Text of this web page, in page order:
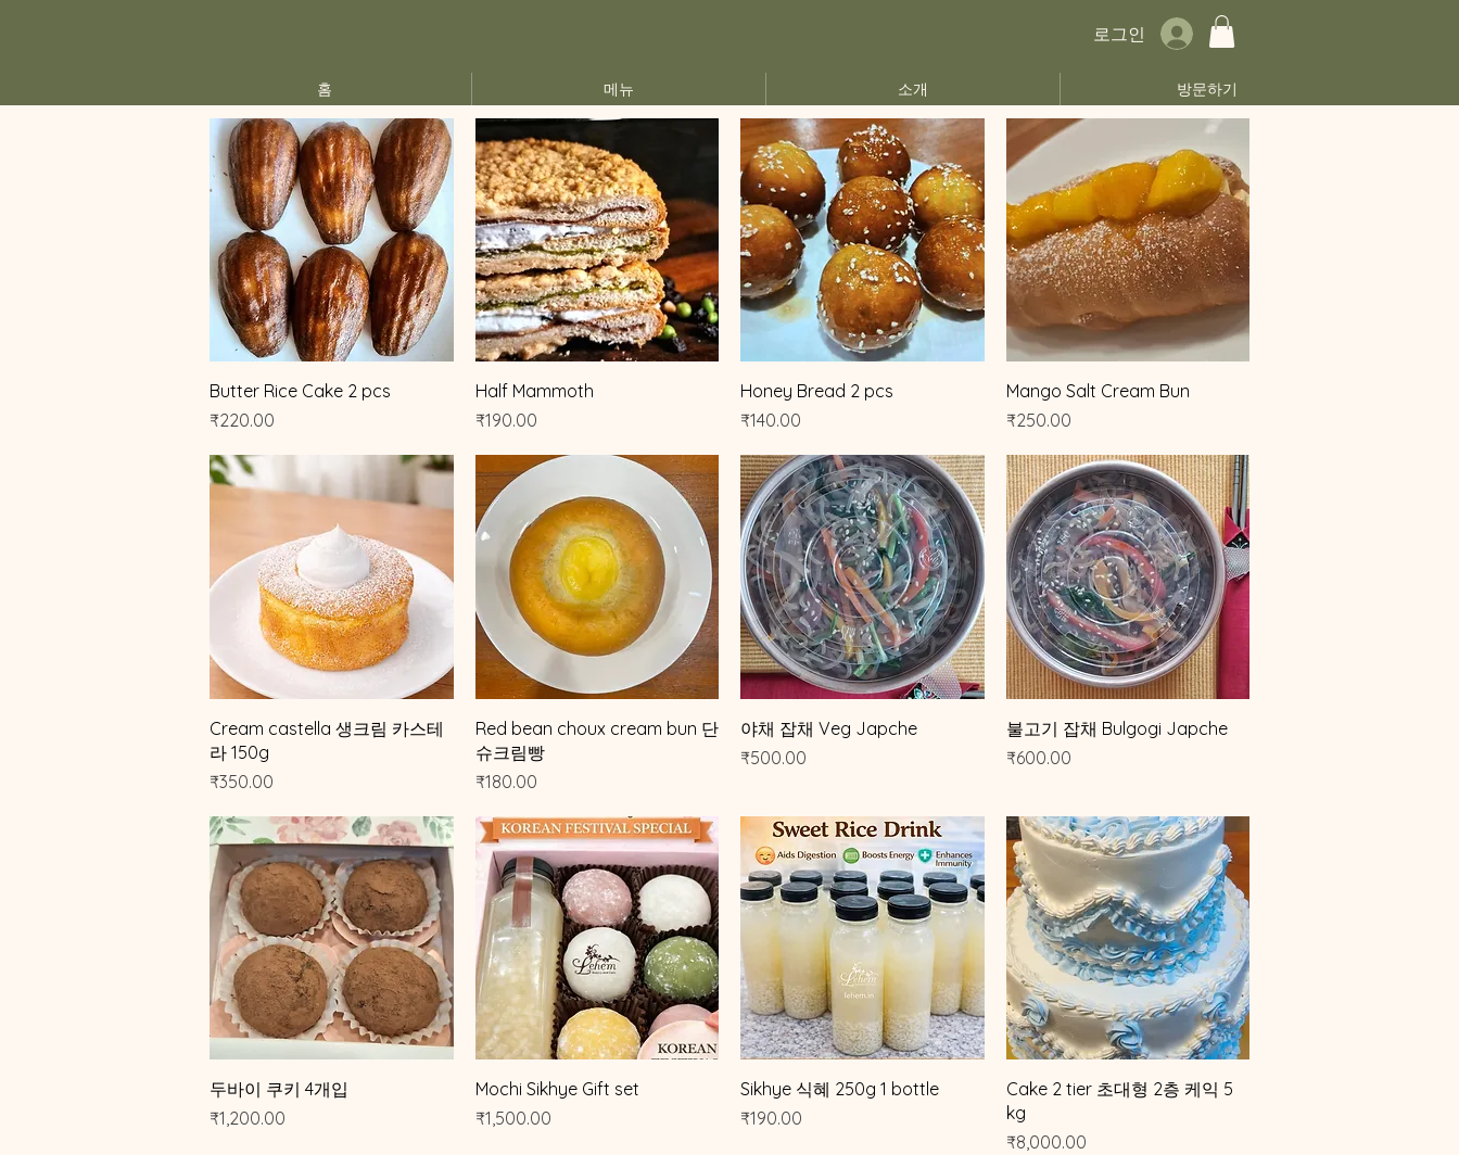
로그인
홈 메뉴 소개 방문하기
제품보기
Butter Rice Cake 2 pcs
가격
₹220.00
제품보기
Half Mammoth
가격
₹190.00
제품보기
Honey Bread 2 pcs
가격
₹140.00
제품보기
Mango Salt Cream Bun
가격
₹250.00
제품보기
Cream castella 생크림 카스테
라 150g
가격
₹350.00
제품보기
Red bean choux cream bun 단
슈크림빵
가격
₹180.00
제품보기
야채 잡채 Veg Japche
가격
₹500.00
제품보기
불고기 잡채 Bulgogi Japche
가격
₹600.00
제품보기
두바이 쿠키 4개입
가격
₹1,200.00
제품보기
Mochi Sikhye Gift set
가격
₹1,500.00
제품보기
Sikhye 식혜 250g 1 bottle
가격
₹190.00
제품보기
Cake 2 tier 초대형 2층 케익 5
kg
가격
₹8,000.00